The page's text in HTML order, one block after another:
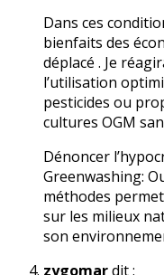
Dans ces
bienfaits des
déplacé . Je
l’utilisation
pesticides ou
cultures OGM
Dénoncer
Greenwashing:
méthodes
sur les milieux
son
zygomardit :